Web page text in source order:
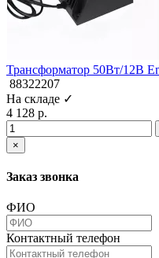
Трансформатор 50Вт/12В
88322207
На складе ✓
4 128 р.
×
Заказ звонка
ФИО
Контактный телефон